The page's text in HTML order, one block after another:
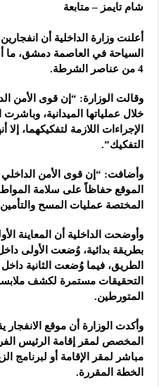
شام تايمز – متابعة
أعلنت وزارة الداخلية أن
4 من عناصر الشرطة.
وقالت الوزارة: “إن قوى الأمن
خلال عملياتها الميدانية،
الإجراءات اللازمة لتفكيكهما، إلا
التفكيك”.
وأضافت: “إن قوى الأمن
الموقع حفاظاً على سلامة
المختصة عمليات المسح
وأوضحت الداخلية أن المعاينة
بطريقة بدائية، وُضعت الأولى
الطريق، فيما وُضعت الثانية
التحقيقات مستمرة لكشف
المتورطين.
وأكدت الوزارة أن موقع الانفجار
المخصص لمقر إقامة الرئيس
مباشر لمقر الإقامة أو لبرنامج
الخطة المقررة.